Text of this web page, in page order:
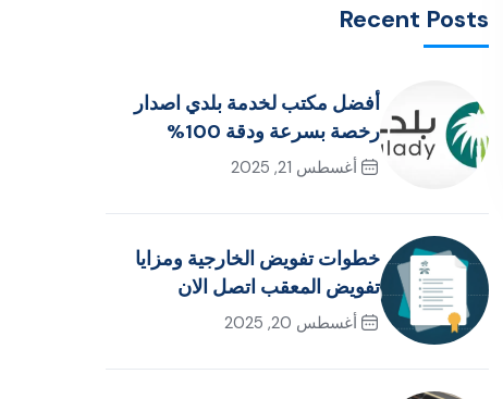
Recent Posts
أفضل مكتب لخدمة بلدي اصدار
رخصة بسرعة ودقة 100%
أغسطس 21, 2025
خطوات تفويض الخارجية ومزايا
تفويض المعقب اتصل الان
أغسطس 20, 2025